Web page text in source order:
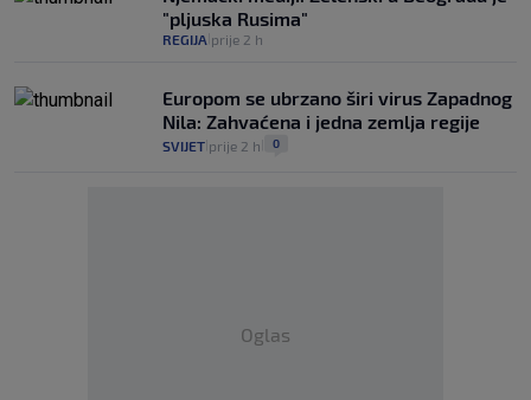
"pljuska Rusima"
REGIJA prije 2 h
Europom se ubrzano širi virus Zapadnog
Nila: Zahvaćena i jedna zemlja regije
SVIJET prije 2 h 0
Oglas